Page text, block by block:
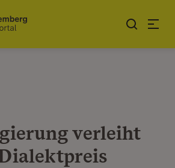
verleiht